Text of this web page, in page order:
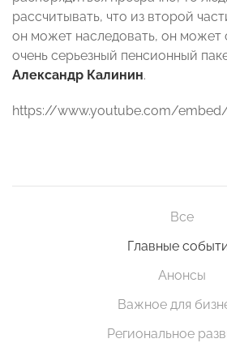
рассчитывать, что из второй
он может наследовать, он может
очень серьезный пенсионный
Александр Калинин.
https://www.youtube.com/
Все
Главные
Анонсы
Важное для
Региональное